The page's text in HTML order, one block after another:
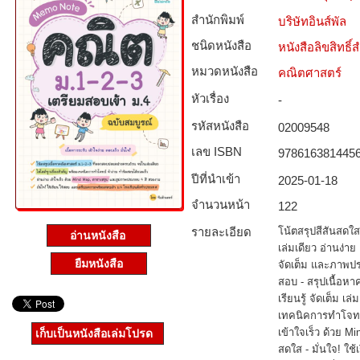
อ่านหนังสือ
ยืมหนังสือ
สำนักพิมพ์
บริษัทอินส์พัล
ชนิดหนังสือ­
หนังสือลิขสิทธิ์
หมวดหนังสือ­
คณิตศาสตร์
หัวเรื่อง
-
รหัสหนังสือ­
02009548
เลข ISBN
ปีที่นำเข้า
2025-01-18
จำนวนหน้า
122
รายละเอียด
โน้ตสรุปสีสันสดใ
เล่มเดียว อ่านง่า
จัดเต็ม และภาพ
สอบ - สรุปเนื้อห
เรียนรู้ จัดเต็ม เ
เทคนิคการทำโจ
เข้าใจเร็ว ด้วย
สดใส - มั่นใจ! ใช้
เก็บเป็นหนังสือเล่มโปรด